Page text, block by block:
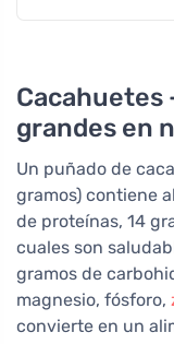
Cacahuetes
grandes en
Un puñado de
gramos) contiene
de proteínas, 14
cuales son
gramos de
magnesio, fósforo,
convierte en un